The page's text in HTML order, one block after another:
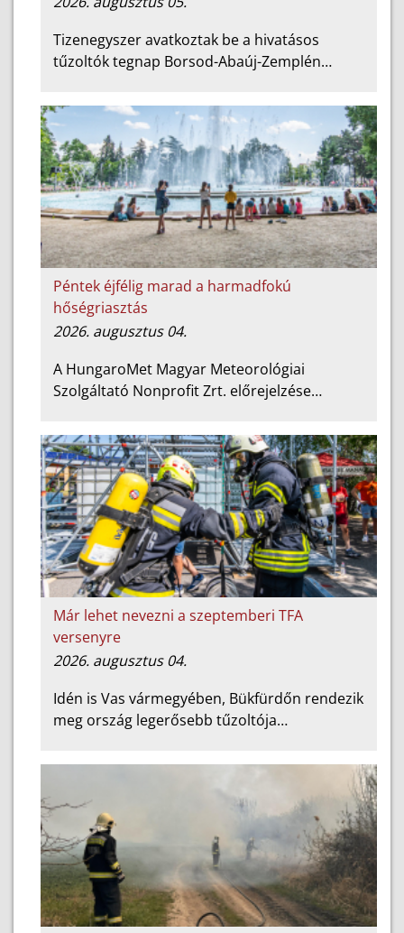
Tizenegyszer avatkoztak be a hivatásos
tűzoltók tegnap Borsod-Abaúj-Zemplén…
Péntek éjfélig marad a harmadfokú
hőségriasztás
2026. augusztus 04.
A HungaroMet Magyar Meteorológiai
Szolgáltató Nonprofit Zrt. előrejelzése…
Már lehet nevezni a szeptemberi TFA
versenyre
2026. augusztus 04.
Idén is Vas vármegyében, Bükfürdőn rendezik
meg ország legerősebb tűzoltója…